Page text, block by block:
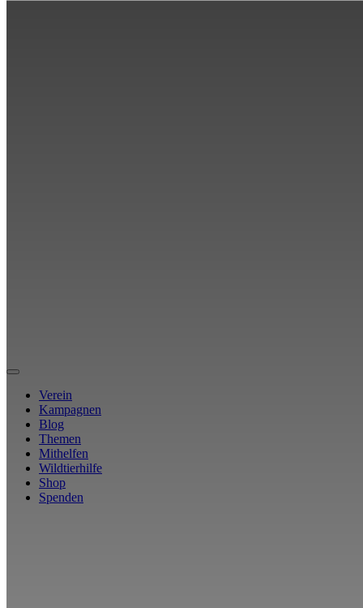
Verein
Kampagnen
Blog
Themen
Mithelfen
Wildtierhilfe
Shop
Spenden